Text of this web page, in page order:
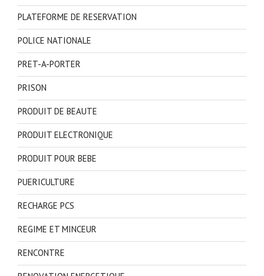
PLATEFORME DE RESERVATION
POLICE NATIONALE
PRET-A-PORTER
PRISON
PRODUIT DE BEAUTE
PRODUIT ELECTRONIQUE
PRODUIT POUR BEBE
PUERICULTURE
RECHARGE PCS
REGIME ET MINCEUR
RENCONTRE